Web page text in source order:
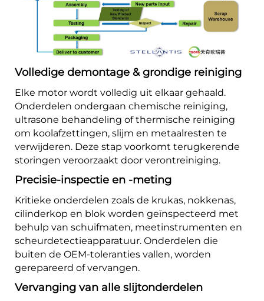
Volledige demontage & grondige reiniging
Elke motor wordt volledig uit elkaar gehaald.
Onderdelen ondergaan chemische reiniging,
ultrasone behandeling of thermische reiniging
om koolafzettingen, slijm en metaalresten te
verwijderen. Deze stap voorkomt terugkerende
storingen veroorzaakt door verontreiniging.
Precisie-inspectie en -meting
Kritieke onderdelen zoals de krukas, nokkenas,
cilinderkop en blok worden geïnspecteerd met
behulp van schuifmaten, meetinstrumenten en
scheurdetectieapparatuur. Onderdelen die
buiten de OEM-toleranties vallen, worden
gerepareerd of vervangen.
Vervanging van alle slijtonderdelen